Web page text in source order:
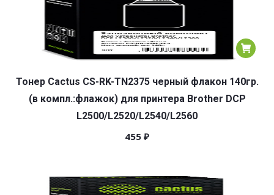
Тонер Cactus CS-RK-TN2375 черный флакон 140гр.
(в компл.:флажок) для принтера Brother DCP
L2500/L2520/L2540/L2560
455 ₽